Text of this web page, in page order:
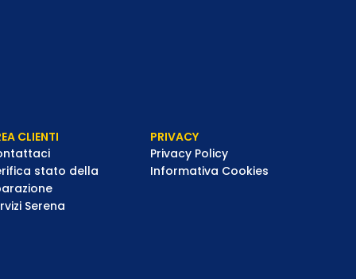
CLIENTI
stato della
Serena
PRIVACY
Privacy Policy
Informativa Cookies